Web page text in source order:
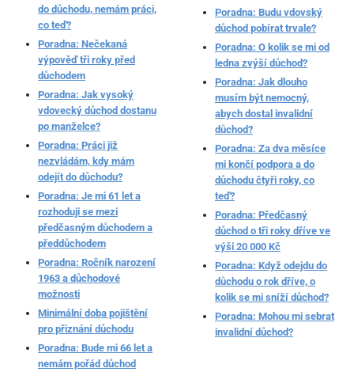
do důchodu, nemám práci,
co teď?
Poradna: Nečekaná
výpověď tři roky před
důchodem
Poradna: Jak vysoký
vdovecký důchod dostanu
po manželce?
Poradna: Práci již
nezvládám, kdy mám
odejít do důchodu?
Poradna: Je mi 61 let a
rozhoduji se mezi
předčasným důchodem a
předdůchodem
Poradna: Ročník narození
1963 a důchodové
možnosti
Minimální doba pojištění
pro přiznání důchodu
Poradna: Bude mi 66 let a
nemám pořád důchod
Poradna: Budu vdovský
důchod pobírat trvale?
Poradna: O kolik se mi od
ledna zvýší důchod?
Poradna: Jak dlouho
musím být nemocný,
abych dostal invalidní
důchod?
Poradna: Za dva měsíce
mi končí podpora a do
důchodu čtyři roky, co
teď?
Poradna: Předčasný
důchod o tři roky dříve ve
výši 20 000 Kč
Poradna: Když odejdu do
důchodu o rok dříve, o
kolik se mi sníží důchod?
Poradna: Mohou mi sebrat
invalidní důchod?